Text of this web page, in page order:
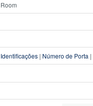
Room
Identificações | Número de Porta |